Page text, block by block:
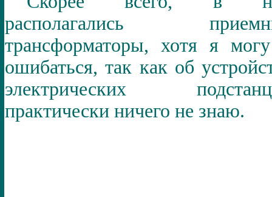
располагались
трансформаторы, хотя я
ошибаться, так как об
электрических
практически ничего не знаю.